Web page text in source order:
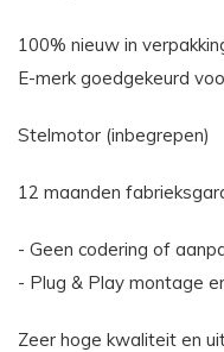
100% nieuw in
E-merk goedgekeurd
Stelmotor (inbegrepen)
12 maanden
- Geen codering of
- Plug & Play montage
Zeer hoge kwaliteit en